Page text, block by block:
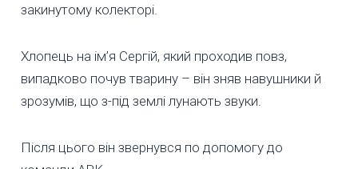
закинутому колекторі.
Хлопець на ім’я Сергій, який проходив повз,
випадково почув тварину – він зняв навушники й
зрозумів, що з-під землі лунають звуки.
Після цього він звернувся по допомогу до